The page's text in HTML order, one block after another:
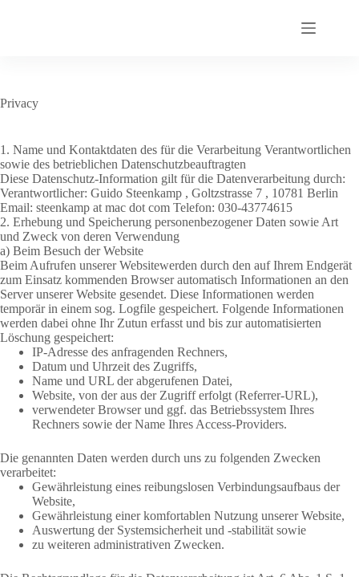
Privacy
1. Name und Kontaktdaten des für die Verarbeitung Verantwortlichen
sowie des betrieblichen Datenschutzbeauftragten
Diese Datenschutz-Information gilt für die Datenverarbeitung durch:
Verantwortlicher: Guido Steenkamp , Goltzstrasse 7 , 10781 Berlin
Email: steenkamp at mac dot com Telefon: 030-43774615
2. Erhebung und Speicherung personenbezogener Daten sowie Art
und Zweck von deren Verwendung
a) Beim Besuch der Website
Beim Aufrufen unserer Websitewerden durch den auf Ihrem Endgerät
zum Einsatz kommenden Browser automatisch Informationen an den
Server unserer Website gesendet. Diese Informationen werden
temporär in einem sog. Logfile gespeichert. Folgende Informationen
werden dabei ohne Ihr Zutun erfasst und bis zur automatisierten
Löschung gespeichert:
IP-Adresse des anfragenden Rechners,
Datum und Uhrzeit des Zugriffs,
Name und URL der abgerufenen Datei,
Website, von der aus der Zugriff erfolgt (Referrer-URL),
verwendeter Browser und ggf. das Betriebssystem Ihres
Rechners sowie der Name Ihres Access-Providers.
Die genannten Daten werden durch uns zu folgenden Zwecken
verarbeitet:
Gewährleistung eines reibungslosen Verbindungsaufbaus der
Website,
Gewährleistung einer komfortablen Nutzung unserer Website,
Auswertung der Systemsicherheit und -stabilität sowie
zu weiteren administrativen Zwecken.